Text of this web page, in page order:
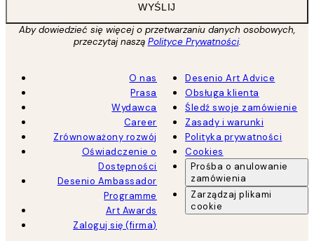
WYŚLIJ
Aby dowiedzieć się więcej o przetwarzaniu danych osobowych,
przeczytaj naszą Polityce Prywatności.
O nas
Prasa
Wydawca
Career
Zrównoważony rozwój
Oświadczenie o
Dostępności
Desenio Ambassador
Programme
Art Awards
Zaloguj się (firma)
Desenio Art Advice
Obsługa klienta
Śledź swoje zamówienie
Zasady i warunki
Polityka prywatności
Cookies
Prośba o anulowanie
zamówienia
Zarządzaj plikami
cookie